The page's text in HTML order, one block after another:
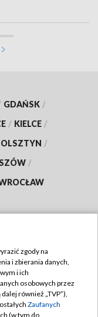
GDAŃSK /
/ KIELCE /
OLSZTYN /
/
zgody na
i zbierania danych,
i ich
osobowych przez
również „TVP”),
Zaufanych
(w tym do